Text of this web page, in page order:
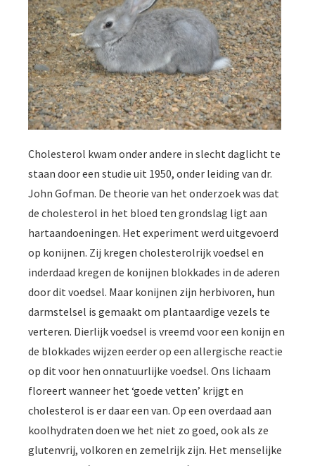
Cholesterol kwam onder andere in slecht daglicht te
staan door een studie uit 1950, onder leiding van dr.
John Gofman. De theorie van het onderzoek was dat
de cholesterol in het bloed ten grondslag ligt aan
hartaandoeningen. Het experiment werd uitgevoerd
op konijnen. Zij kregen cholesterolrijk voedsel en
inderdaad kregen de konijnen blokkades in de aderen
door dit voedsel. Maar konijnen zijn herbivoren, hun
darmstelsel is gemaakt om plantaardige vezels te
verteren. Dierlijk voedsel is vreemd voor een konijn en
de blokkades wijzen eerder op een allergische reactie
op dit voor hen onnatuurlijke voedsel. Ons lichaam
floreert wanneer het ‘goede vetten’ krijgt en
cholesterol is er daar een van. Op een overdaad aan
koolhydraten doen we het niet zo goed, ook als ze
glutenvrij, volkoren en zemelrijk zijn. Het menselijke